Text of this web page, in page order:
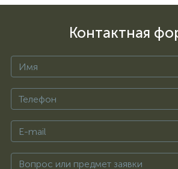
Контактная